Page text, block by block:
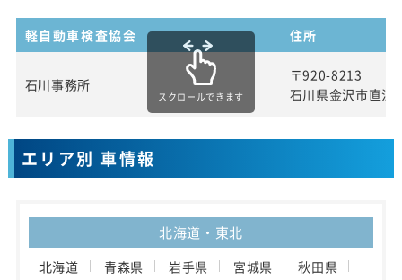
軽自動車検査協会 住所
石川事務所
〒920-8213
石川県金沢市直江
スクロールできます
エリア別 車情報
北海道・東北
北海道 青森県 岩手県 宮城県
秋田県